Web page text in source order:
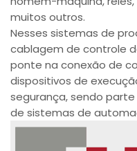
muitos outros.
Nesses sistemas de
cablagem de controle
ponte na conexão de
dispositivos de
segurança, sendo
de sistemas de